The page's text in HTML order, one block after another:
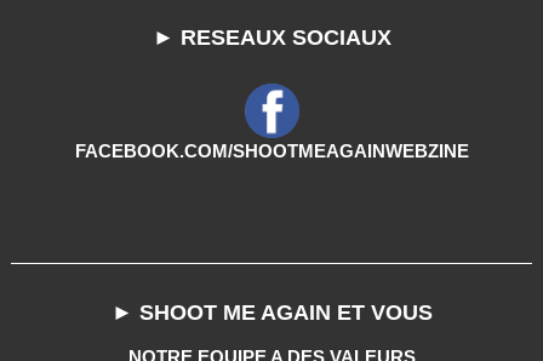
► RESEAUX SOCIAUX
FACEBOOK.COM/SHOOTMEAGAINWEBZINE
► SHOOT ME AGAIN ET VOUS
NOTRE EQUIPE A DES VALEURS